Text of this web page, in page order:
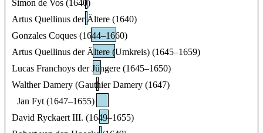
Simon de Vos (1640)
Artus Quellinus der Ältere (1640)
Gonzales Coques (1644–1660)
Artus Quellinus der Ältere (Umkreis) (1645–1659)
Lucas Franchoys der Jüngere (1645–1650)
Walther Damery (Gauthier Damery (1647)
Jan Fyt (1647–1655)
David Ryckaert III. (1649–1655)